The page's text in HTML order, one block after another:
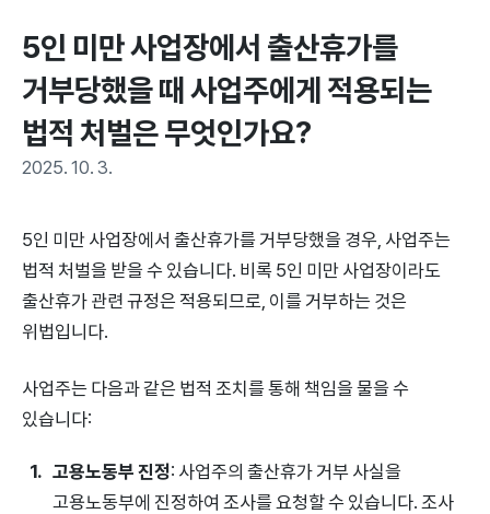
5인 미만 사업장에서 출산휴가를
거부당했을 때 사업주에게 적용되는
법적 처벌은 무엇인가요?
2025. 10. 3.
5인 미만 사업장에서 출산휴가를 거부당했을 경우, 사업주는
법적 처벌을 받을 수 있습니다. 비록 5인 미만 사업장이라도
출산휴가 관련 규정은 적용되므로, 이를 거부하는 것은
위법입니다.
사업주는 다음과 같은 법적 조치를 통해 책임을 물을 수
있습니다:
고용노동부 진정: 사업주의 출산휴가 거부 사실을
고용노동부에 진정하여 조사를 요청할 수 있습니다. 조사